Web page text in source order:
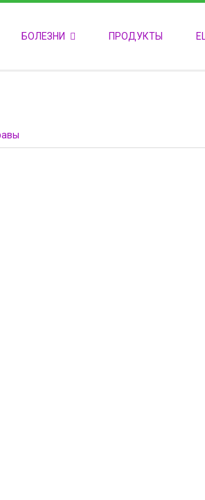
СВЯЗЬ С
Телефон:
БОЛЕЗНИ ПРОДУКТЫ